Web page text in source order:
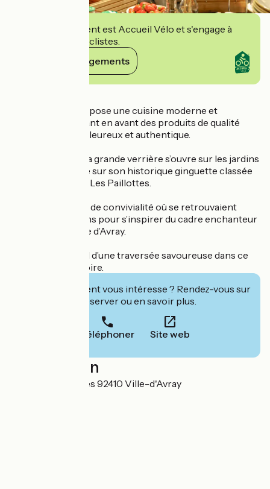
Cet établissement est Accueil Vélo et s'engage à
accueillir des cyclistes.
Voir ses engagements
Ce restaurant propose une cuisine moderne et
savoureuse, mettant en avant des produits de qualité
dans un cadre chaleureux et authentique.
Aux beaux jours, la grande verrière s’ouvre sur les jardins
de l’hôtel ainsi que sur son historique ginguette classée
du XIXème siècle : Les Paillottes.
Lieu de partage et de convivialité où se retrouvaient
artistes et écrivains pour s’inspirer du cadre enchanteur
des Etangs de Ville d’Avray.
Embarquez à bord d’une traversée savoureuse dans ce
lieu chargé d’histoire.
Cet établissement vous intéresse ? Rendez-vous sur
leur site pour réserver ou en savoir plus.
Téléphoner Site web
Localisation
55 rue de Versailles 92410 Ville-d'Avray